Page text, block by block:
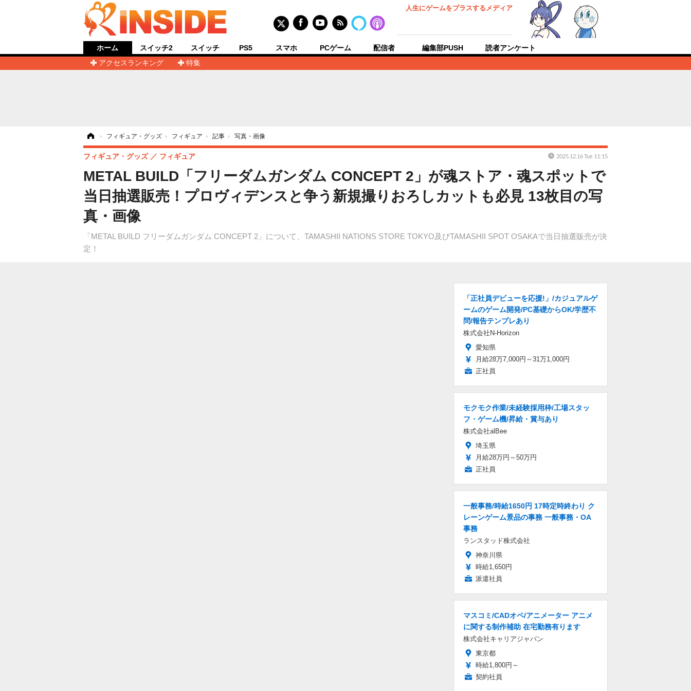
人生にゲームをプラスするメディア
ホーム
アクセスランキング
特集
スイッチ2 スイッチ PS5 スマホ PCゲーム 配信者 編集部PUSH 読者アンケート
› フィギュア・グッズ › フィギュア › 記事 › 写真・画像
METAL BUILD「フリーダムガンダム CONCEPT 2」が魂ストア・魂スポットで
当日抽選販売！プロヴィデンスと争う新規撮りおろしカットも必見 13枚目の写
真・画像
「METAL BUILD フリーダムガンダム CONCEPT 2」について、TAMASHII NATIONS STORE TOKYO及びTAMASHII SPOT OSAKAで当日抽選販売が決
定！
フィギュア・グッズ フィギュア 2025.12.16 Tue 11:15
「正社員デビューを応援!」/カジュアルゲ
ームのゲーム開発/PC基礎からOK/学歴不
問/報告テンプレあり
株式会社N-Horizon
愛知県
月給28万7,000円～31万1,000円
正社員
モクモク作業/未経験採用枠/工場スタッ
フ・ゲーム機/昇給・賞与あり
株式会社alBee
埼玉県
月給28万円～50万円
正社員
一般事務/時給1650円 17時定時終わり ク
レーンゲーム景品の事務 一般事務・OA
事務
ランスタッド株式会社
神奈川県
時給1,650円
派遣社員
マスコミ/CADオペ/アニメーター アニメ
に関する制作補助 在宅勤務有ります
株式会社キャリアジャパン
東京都
時給1,800円～
契約社員